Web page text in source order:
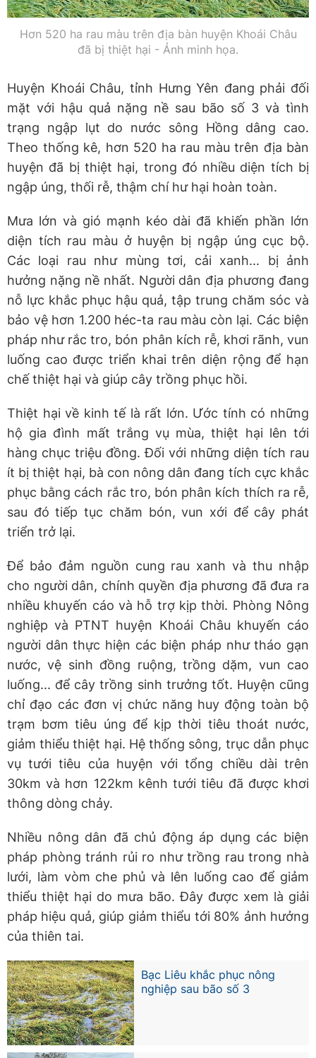
Hơn 520 ha rau màu trên địa bàn huyện Khoái Châu
đã bị thiệt hại - Ảnh minh họa.
Huyện Khoái Châu, tỉnh Hưng Yên đang phải đối
mặt với hậu quả nặng nề sau bão số 3 và tình
trạng ngập lụt do nước sông Hồng dâng cao.
Theo thống kê, hơn 520 ha rau màu trên địa bàn
huyện đã bị thiệt hại, trong đó nhiều diện tích bị
ngập úng, thối rễ, thậm chí hư hại hoàn toàn.
Mưa lớn và gió mạnh kéo dài đã khiến phần lớn
diện tích rau màu ở huyện bị ngập úng cục bộ.
Các loại rau như mùng tơi, cải xanh... bị ảnh
hưởng nặng nề nhất. Người dân địa phương đang
nỗ lực khắc phục hậu quả, tập trung chăm sóc và
bảo vệ hơn 1.200 héc-ta rau màu còn lại. Các biện
pháp như rắc tro, bón phân kích rễ, khơi rãnh, vun
luống cao được triển khai trên diện rộng để hạn
chế thiệt hại và giúp cây trồng phục hồi.
Thiệt hại về kinh tế là rất lớn. Ước tính có những
hộ gia đình mất trắng vụ mùa, thiệt hại lên tới
hàng chục triệu đồng. Đối với những diện tích rau
ít bị thiệt hại, bà con nông dân đang tích cực khắc
phục bằng cách rắc tro, bón phân kích thích ra rễ,
sau đó tiếp tục chăm bón, vun xới để cây phát
triển trở lại.
Để bảo đảm nguồn cung rau xanh và thu nhập
cho người dân, chính quyền địa phương đã đưa ra
nhiều khuyến cáo và hỗ trợ kịp thời. Phòng Nông
nghiệp và PTNT huyện Khoái Châu khuyến cáo
người dân thực hiện các biện pháp như tháo gạn
nước, vệ sinh đồng ruộng, trồng dặm, vun cao
luống... để cây trồng sinh trưởng tốt. Huyện cũng
chỉ đạo các đơn vị chức năng huy động toàn bộ
trạm bơm tiêu úng để kịp thời tiêu thoát nước,
giảm thiểu thiệt hại. Hệ thống sông, trục dẫn phục
vụ tưới tiêu của huyện với tổng chiều dài trên
30km và hơn 122km kênh tưới tiêu đã được khơi
thông dòng chảy.
Nhiều nông dân đã chủ động áp dụng các biện
pháp phòng tránh rủi ro như trồng rau trong nhà
lưới, làm vòm che phủ và lên luống cao để giảm
thiểu thiệt hại do mưa bão. Đây được xem là giải
pháp hiệu quả, giúp giảm thiểu tới 80% ảnh hưởng
của thiên tai.
Bạc Liêu khắc phục nông
nghiệp sau bão số 3